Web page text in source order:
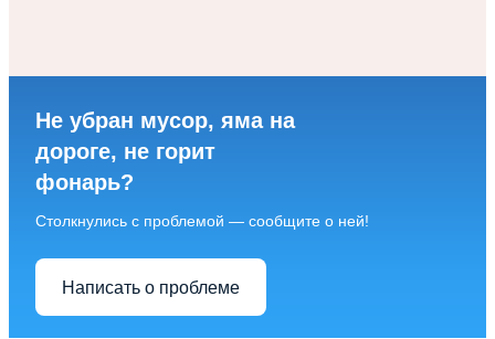
Не убран мусор, яма на
дороге, не горит
фонарь?
Столкнулись с проблемой — сообщите о ней!
Написать о проблеме